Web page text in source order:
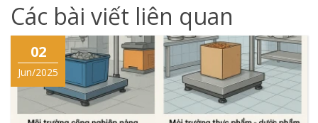
Các bài viết liên quan
02
Jun/2025